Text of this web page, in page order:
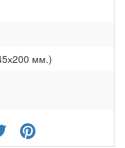
мм.)